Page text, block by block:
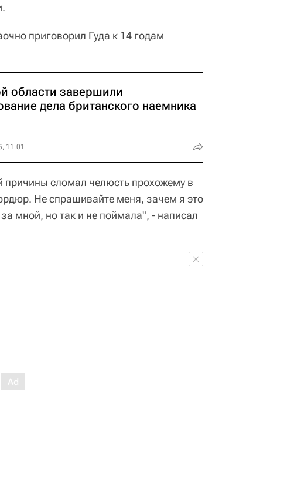
приговорил Гуда к 14 годам
области завершили
дела британского наемника
11:01
сломал челюсть прохожему в
Не спрашивайте меня, зачем я это
мной, но так и не поймала", - написал